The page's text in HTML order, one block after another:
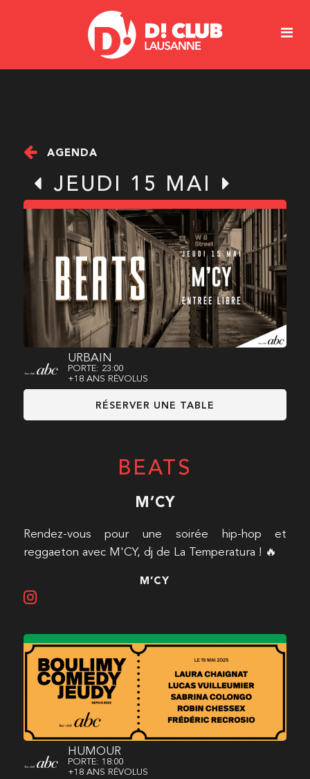
AGENDA
JEUDI 15 MAI
URBAIN
PORTE: 23:00
+18 ANS RÉVOLUS
RÉSERVER UNE TABLE
BEATS
M’CY
Rendez-vous pour une soirée hip-hop et
reggaeton avec M'CY, dj de La Temperatura ! 🔥
M’CY
HUMOUR
PORTE: 18:00
+18 ANS RÉVOLUS